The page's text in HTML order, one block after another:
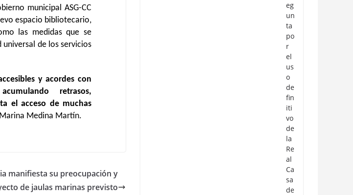
municipal ASG-CC
espacio bibliotecario,
las medidas que se
de los servicios
y acordes con
retrasos,
el acceso de muchas
Medina Martín.
manifiesta su preocupación y
de jaulas marinas previsto
eg
un
ta
po
r
el
us
o
de
fin
iti
vo
de
la
Re
al
Ca
sa
de